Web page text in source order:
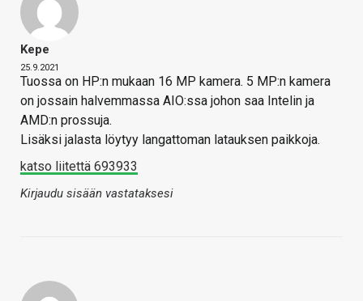
Kepe
25.9.2021
Tuossa on HP:n mukaan 16 MP kamera. 5 MP:n kamera
on jossain halvemmassa AIO:ssa johon saa Intelin ja
AMD:n prossuja.
Lisäksi jalasta löytyy langattoman latauksen paikkoja.
katso liitettä 693933
Kirjaudu sisään vastataksesi